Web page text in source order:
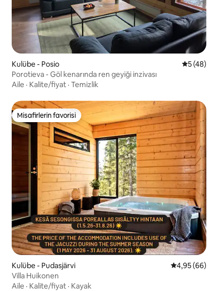
Kulübe - Posio 55 (48)
Porotieva - Göl kenarında ren geyiği inzivası
Aile · Kalite/fiyat · Temizlik
Misafirlerin favorisi
Misafirlerin favorisi
Kulübe - Pudasjärvi 5 üzerinden
4,95 (66)
Villa Huikonen
Aile · Kalite/fiyat · Kayak